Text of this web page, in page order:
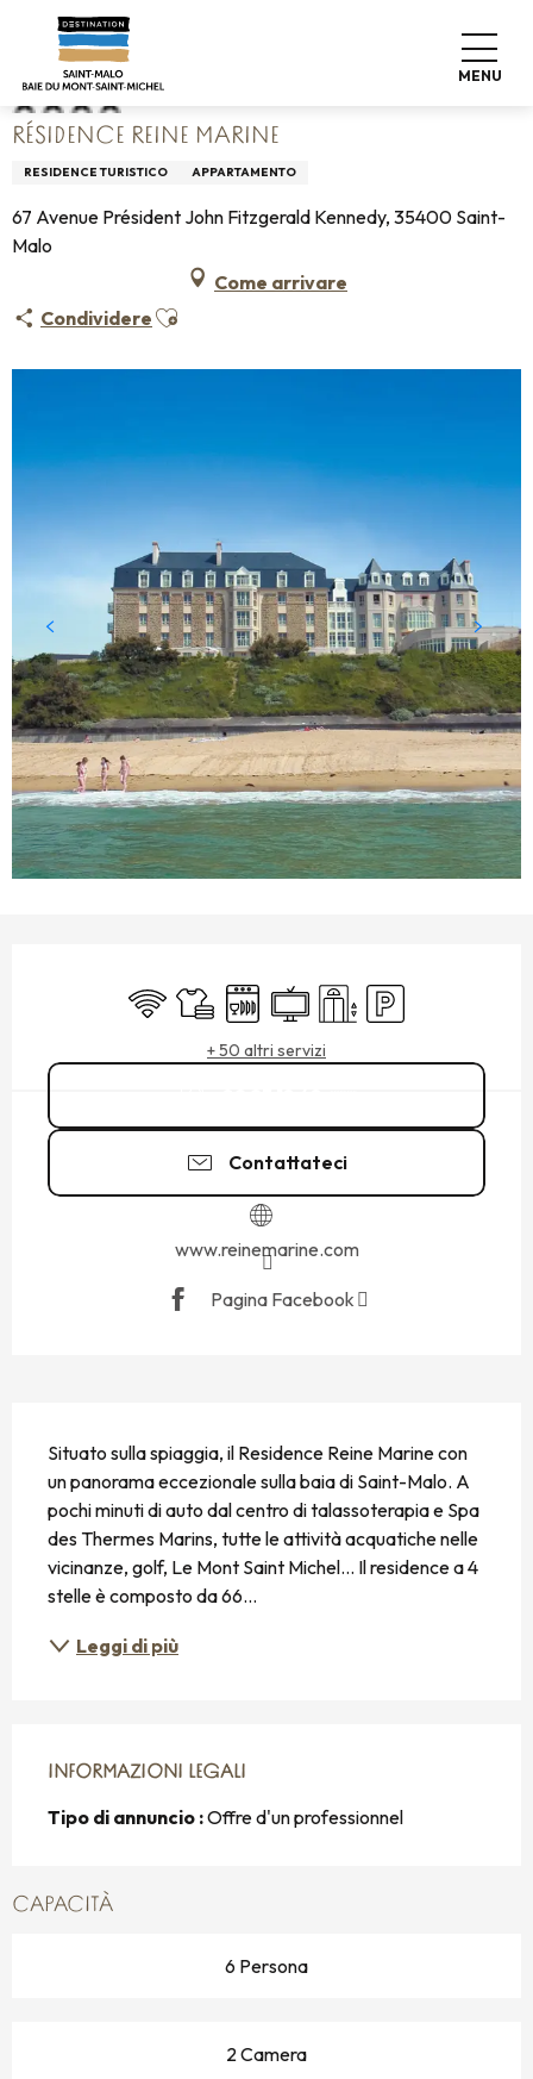
contenu
principal
MENU
Home Résidence Reine Marine
RÉSIDENCE REINE MARINE
RESIDENCE TURISTICO APPARTAMENTO
67 Avenue Président John Fitzgerald Kennedy, 35400 Saint-
Malo
Come arrivare
Condividere Ajouter aux favoris
Wi-Fi Lenzuola e biancheria
Lavastoviglie
TelevisioneSollevamento
Parcheggio
+ 50 altri servizi
Contattateci
www.reinemarine.com
Pagina Facebook
Situato sulla spiaggia, il Residence Reine Marine con
un panorama eccezionale sulla baia di Saint-Malo. A
pochi minuti di auto dal centro di talassoterapia e Spa
des Thermes Marins, tutte le attività acquatiche nelle
vicinanze, golf, Le Mont Saint Michel... Il residence a 4
stelle è composto da 66...
Leggi di più
INFORMAZIONI LEGALI
INFORMAZIONI LEGALI
Tipo di annuncio :Offre d'un professionnel
CAPACITÀ
6 Persona
2 Camera